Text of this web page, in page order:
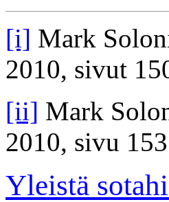
[i] Mark
2010, sivut
[ii] Mark
2010, sivu 153
Yleistä